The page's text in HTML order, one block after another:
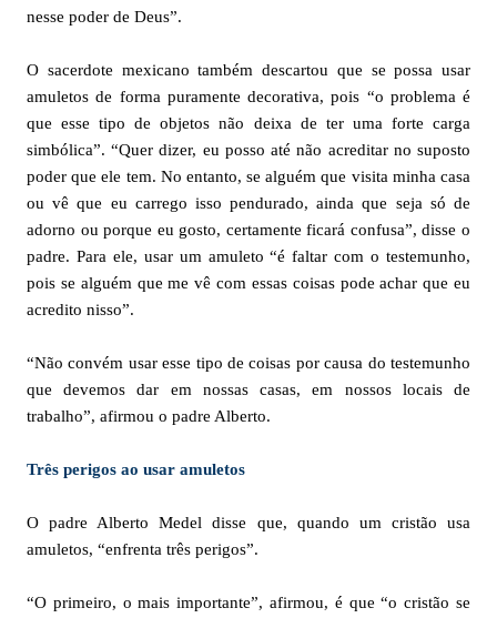
nesse poder de Deus”.
O sacerdote mexicano também descartou que se possa usar
amuletos de forma puramente decorativa, pois “o problema é
que esse tipo de objetos não deixa de ter uma forte carga
simbólica”. “Quer dizer, eu posso até não acreditar no suposto
poder que ele tem. No entanto, se alguém que visita minha casa
ou vê que eu carrego isso pendurado, ainda que seja só de
adorno ou porque eu gosto, certamente ficará confusa”, disse o
padre. Para ele, usar um amuleto “é faltar com o testemunho,
pois se alguém que me vê com essas coisas pode achar que eu
acredito nisso”.
“Não convém usar esse tipo de coisas por causa do testemunho
que devemos dar em nossas casas, em nossos locais de
trabalho”, afirmou o padre Alberto.
Três perigos ao usar amuletos
O padre Alberto Medel disse que, quando um cristão usa
amuletos, “enfrenta três perigos”.
“O primeiro, o mais importante”, afirmou, é que “o cristão se